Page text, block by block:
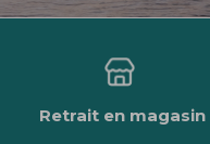
Retrait en magasin